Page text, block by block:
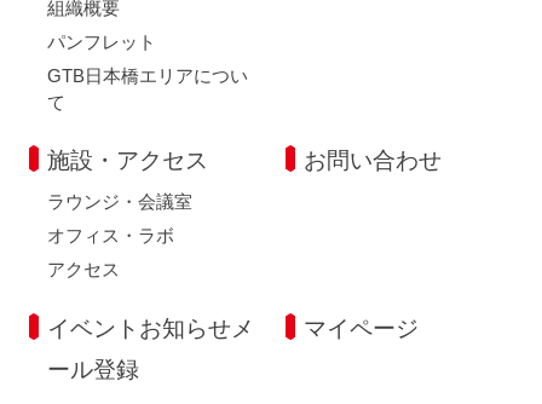
組織概要
パンフレット
GTB日本橋エリアについ
て
施設・アクセス
ラウンジ・会議室
オフィス・ラボ
アクセス
お問い合わせ
イベントお知らせメ
ール登録
マイページ